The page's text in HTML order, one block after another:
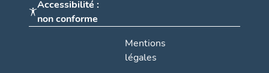
Accessibilité :
non conforme
Mentions
légales